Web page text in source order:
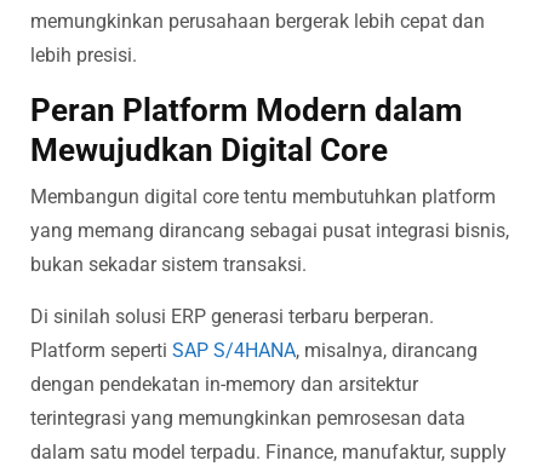
memungkinkan perusahaan bergerak lebih cepat dan
lebih presisi.
Peran Platform Modern dalam
Mewujudkan Digital Core
Membangun digital core tentu membutuhkan platform
yang memang dirancang sebagai pusat integrasi bisnis,
bukan sekadar sistem transaksi.
Di sinilah solusi ERP generasi terbaru berperan.
Platform seperti SAP S/4HANA, misalnya, dirancang
dengan pendekatan in-memory dan arsitektur
terintegrasi yang memungkinkan pemrosesan data
dalam satu model terpadu. Finance, manufaktur, supply